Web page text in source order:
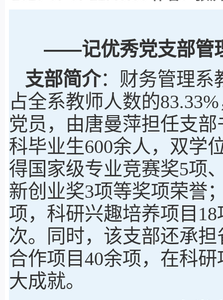
——记优秀党支部管
支部简介： 财务管理系
占全系教师人数的
党员，由唐曼萍担任支
科毕业生600余人，双学
得国家级专业竞赛奖5项
新创业奖3项等奖项荣誉
项，科研兴趣培养项目
次。同时，该支部还承
合作项目40余项，在科
大成就。